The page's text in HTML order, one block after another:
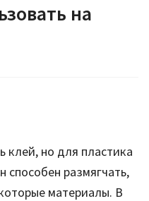
на
клей, но для пластика
способен размягчать,
материалы. В